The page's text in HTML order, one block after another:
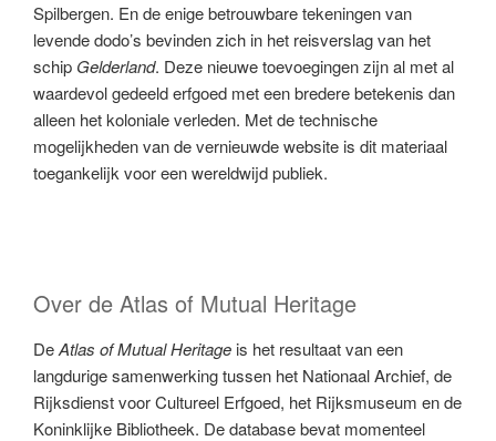
Spilbergen. En de enige betrouwbare tekeningen van
levende dodo’s bevinden zich in het reisverslag van het
schip Gelderland. Deze nieuwe toevoegingen zijn al met al
waardevol gedeeld erfgoed met een bredere betekenis dan
alleen het koloniale verleden. Met de technische
mogelijkheden van de vernieuwde website is dit materiaal
toegankelijk voor een wereldwijd publiek.
Over de Atlas of Mutual Heritage
DeAtlas of Mutual Heritage is het resultaat van een
langdurige samenwerking tussen het Nationaal Archief, de
Rijksdienst voor Cultureel Erfgoed, het Rijksmuseum en de
Koninklijke Bibliotheek. De database bevat momenteel